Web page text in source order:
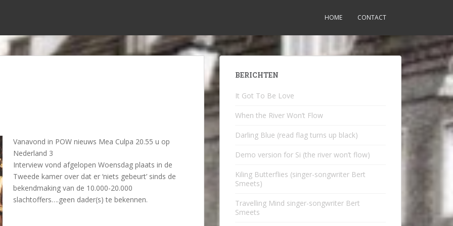
HOME CONTACT
Vanavond in POW nieuws Mea Culpa 20.55 u op
Nederland 3
Interview vond afgelopen Woensdag plaats in de
Tweede kamer over dat er ‘niets gebeurt’ sinds de
bekendmaking van de 10.000-20.000
slachtoffers….geen dader(s) te bekennen.
BERICHTEN
It Got To Be Love
When the River Won’t Flow
Darling Blue (read flag turns up black)
Demo version for Si (the river won’t flow)
Kiling Butterflies (singer-songwriter Bert
Smeets)
Travelling Mind singer-songwriter Bert
Smeets